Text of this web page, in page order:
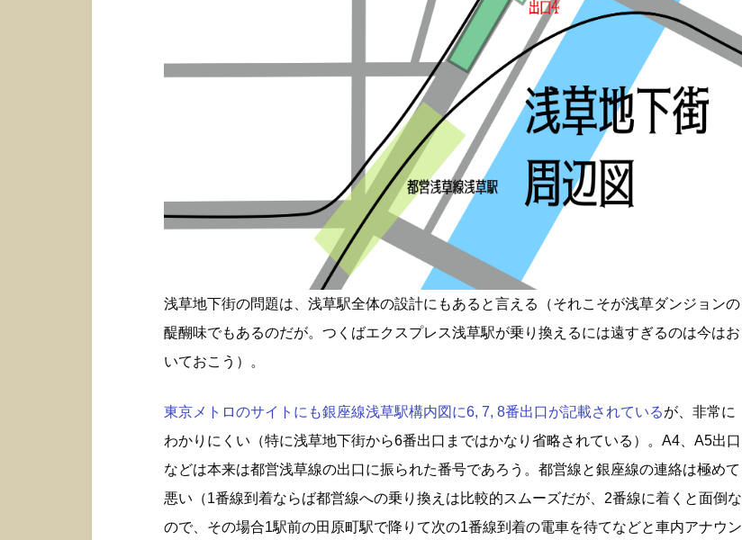
浅草地下街の問題は、浅草駅全体の設計にもあると言える（それこそが浅草ダンジョンの
醍醐味でもあるのだが。つくばエクスプレス浅草駅が乗り換えるには遠すぎるのは今はお
いておこう）。
東京メトロのサイトにも銀座線浅草駅構内図に6, 7, 8番出口が記載されているが、非常に
わかりにくい（特に浅草地下街から6番出口まではかなり省略されている）。A4、A5出口
などは本来は都営浅草線の出口に振られた番号であろう。都営線と銀座線の連絡は極めて
悪い（1番線到着ならば都営線への乗り換えは比較的スムーズだが、2番線に着くと面倒な
ので、その場合1駅前の田原町駅で降りて次の1番線到着の電車を待てなどと車内アナウン